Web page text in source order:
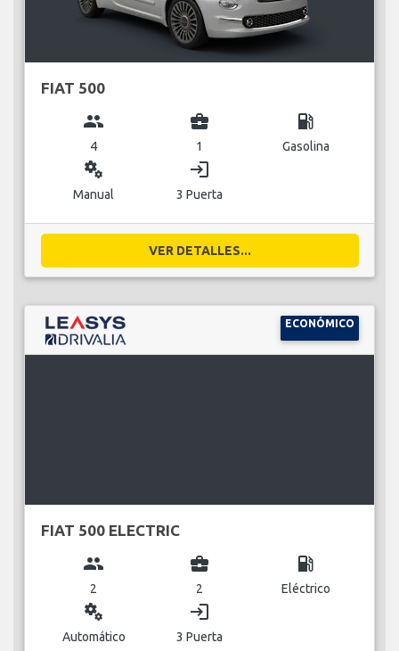
FIAT 500
group
4
business_center
1
local_gas_station
Gasolina
miscellaneous_services
Manual
login
3 Puerta
VER DETALLES...
ECONÓMICO
FIAT 500 ELECTRIC
group
2
business_center
2
local_gas_station
Eléctrico
miscellaneous_services
Automático
login
3 Puerta